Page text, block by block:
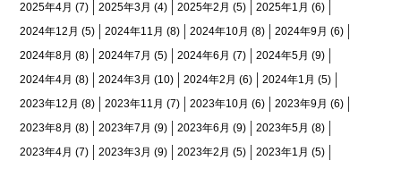
2025年4月 (7) 2025年3月 (4) 2025年2月 (5) 2025年1月 (6)
2024年12月 (5) 2024年11月 (8) 2024年10月 (8) 2024年9月 (6)
2024年8月 (8) 2024年7月 (5) 2024年6月 (7) 2024年5月 (9)
2024年4月 (8) 2024年3月 (10) 2024年2月 (6) 2024年1月 (5)
2023年12月 (8) 2023年11月 (7) 2023年10月 (6) 2023年9月 (6)
2023年8月 (8) 2023年7月 (9) 2023年6月 (9) 2023年5月 (8)
2023年4月 (7) 2023年3月 (9) 2023年2月 (5) 2023年1月 (5)